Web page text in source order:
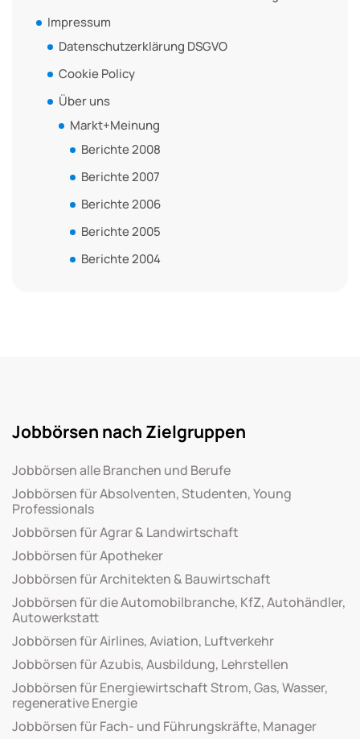
Impressum
Datenschutzerklärung DSGVO
Cookie Policy
Über uns
Markt+Meinung
Berichte 2008
Berichte 2007
Berichte 2006
Berichte 2005
Berichte 2004
Jobbörsen nach Zielgruppen
Jobbörsen alle Branchen und Berufe
Jobbörsen für Absolventen, Studenten, Young
Professionals
Jobbörsen für Agrar & Landwirtschaft
Jobbörsen für Apotheker
Jobbörsen für Architekten & Bauwirtschaft
Jobbörsen für die Automobilbranche, KfZ, Autohändler,
Autowerkstatt
Jobbörsen für Airlines, Aviation, Luftverkehr
Jobbörsen für Azubis, Ausbildung, Lehrstellen
Jobbörsen für Energiewirtschaft Strom, Gas, Wasser,
regenerative Energie
Jobbörsen für Fach- und Führungskräfte, Manager